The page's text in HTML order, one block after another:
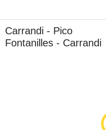
Carrandi - Pico
Fontanilles - Carrandi